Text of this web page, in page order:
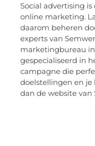
Social advertising
online marketing.
daarom beheren
experts van
marketingbureau
gespecialiseerd in
campagne die
doelstellingen en je
dan de website van